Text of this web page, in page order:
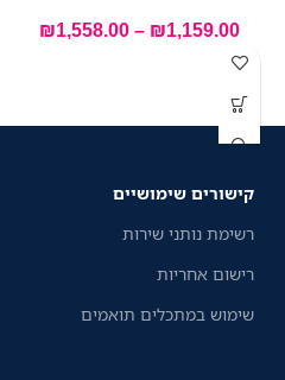
₪1,159.00
–
₪1,558.00
קישורים שימושיים
רשימת נותני שירות
רישום אחריות
שימוש במתכלים תואמים